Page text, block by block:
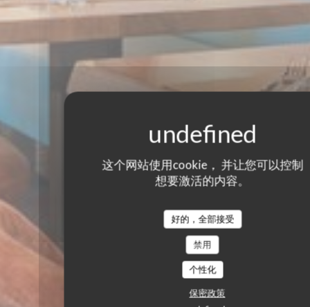
这个网站使用cookie， 并让您可以控制
想要激活的内容。
好的，全部接受
禁用
个性化
保密政策